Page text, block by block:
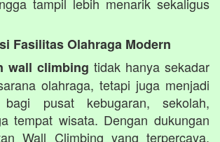
Fasilitas Olahraga Modern
wall climbing tidak hanya sekadar
olahraga, tetapi juga menjadi
pusat kebugaran, sekolah,
tempat wisata. Dengan dukungan
Wall Climbing yang terpercaya,